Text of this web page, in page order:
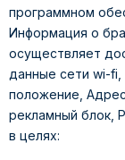
программном
Информация о
осуществляет
данные сети wi-
положение,
рекламный блок,
в целях: